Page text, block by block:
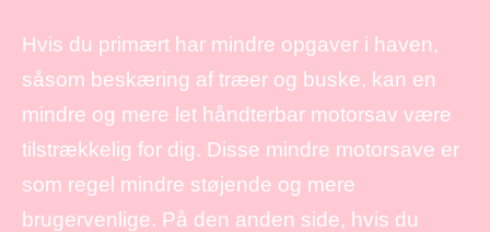
Hvis du primært har mindre opgaver i haven,
såsom beskæring af træer og buske, kan en
mindre og mere let håndterbar motorsav være
tilstrækkelig for dig. Disse mindre motorsave er
som regel mindre støjende og mere
brugervenlige. På den anden side, hvis du